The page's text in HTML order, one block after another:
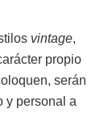
vintage,
propio
serán
y personal a